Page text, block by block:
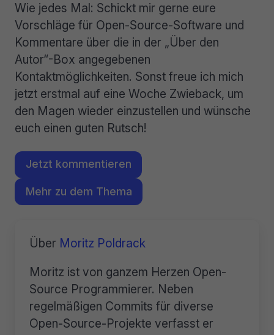
Wie jedes Mal: Schickt mir gerne eure
Vorschläge für Open-Source-Software und
Kommentare über die in der „Über den
Autor“-Box angegebenen
Kontaktmöglichkeiten. Sonst freue ich mich
jetzt erstmal auf eine Woche Zwieback, um
den Magen wieder einzustellen und wünsche
euch einen guten Rutsch!
Jetzt kommentieren
Mehr zu dem Thema
Über Moritz Poldrack
Moritz ist von ganzem Herzen Open-
Source Programmierer. Neben
regelmäßigen Commits für diverse
Open-Source-Projekte verfasst er